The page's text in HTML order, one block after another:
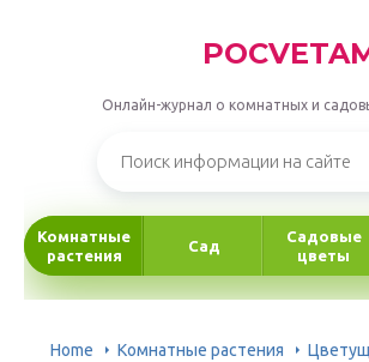
Онлайн-журнал о комнатных и
Комнатные
растения
Сад
Садовые
цветы
Home Комнатные растения